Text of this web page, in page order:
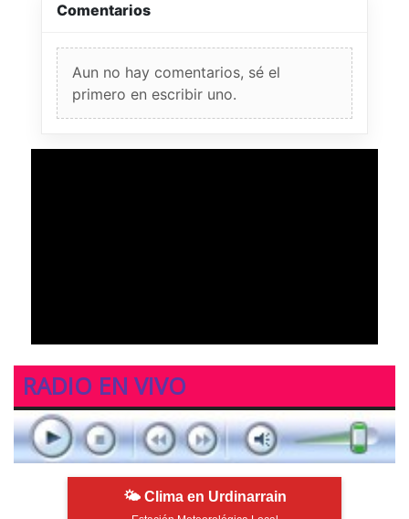
Comentarios
Aun no hay comentarios, sé el
primero en escribir uno.
RADIO EN VIVO
🌤 Clima en Urdinarrain